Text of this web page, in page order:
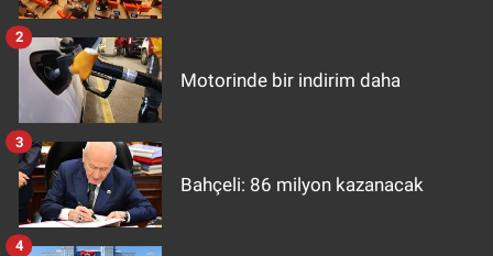
Motorinde bir indirim daha
2
Bahçeli: 86 milyon kazanacak
3
4